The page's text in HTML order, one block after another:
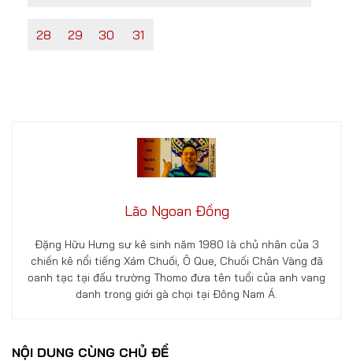
28 29 30 31
Lão Ngoan Đồng
Đặng Hữu Hưng sư kê sinh năm 1980 là chủ nhân của 3
chiến kê nổi tiếng Xám Chuối, Ô Que, Chuối Chân Vàng đã
oanh tạc tại đấu trường Thomo đưa tên tuổi của anh vang
danh trong giới gà chọi tại Đông Nam Á.
NỘI DUNG CÙNG CHỦ ĐỀ